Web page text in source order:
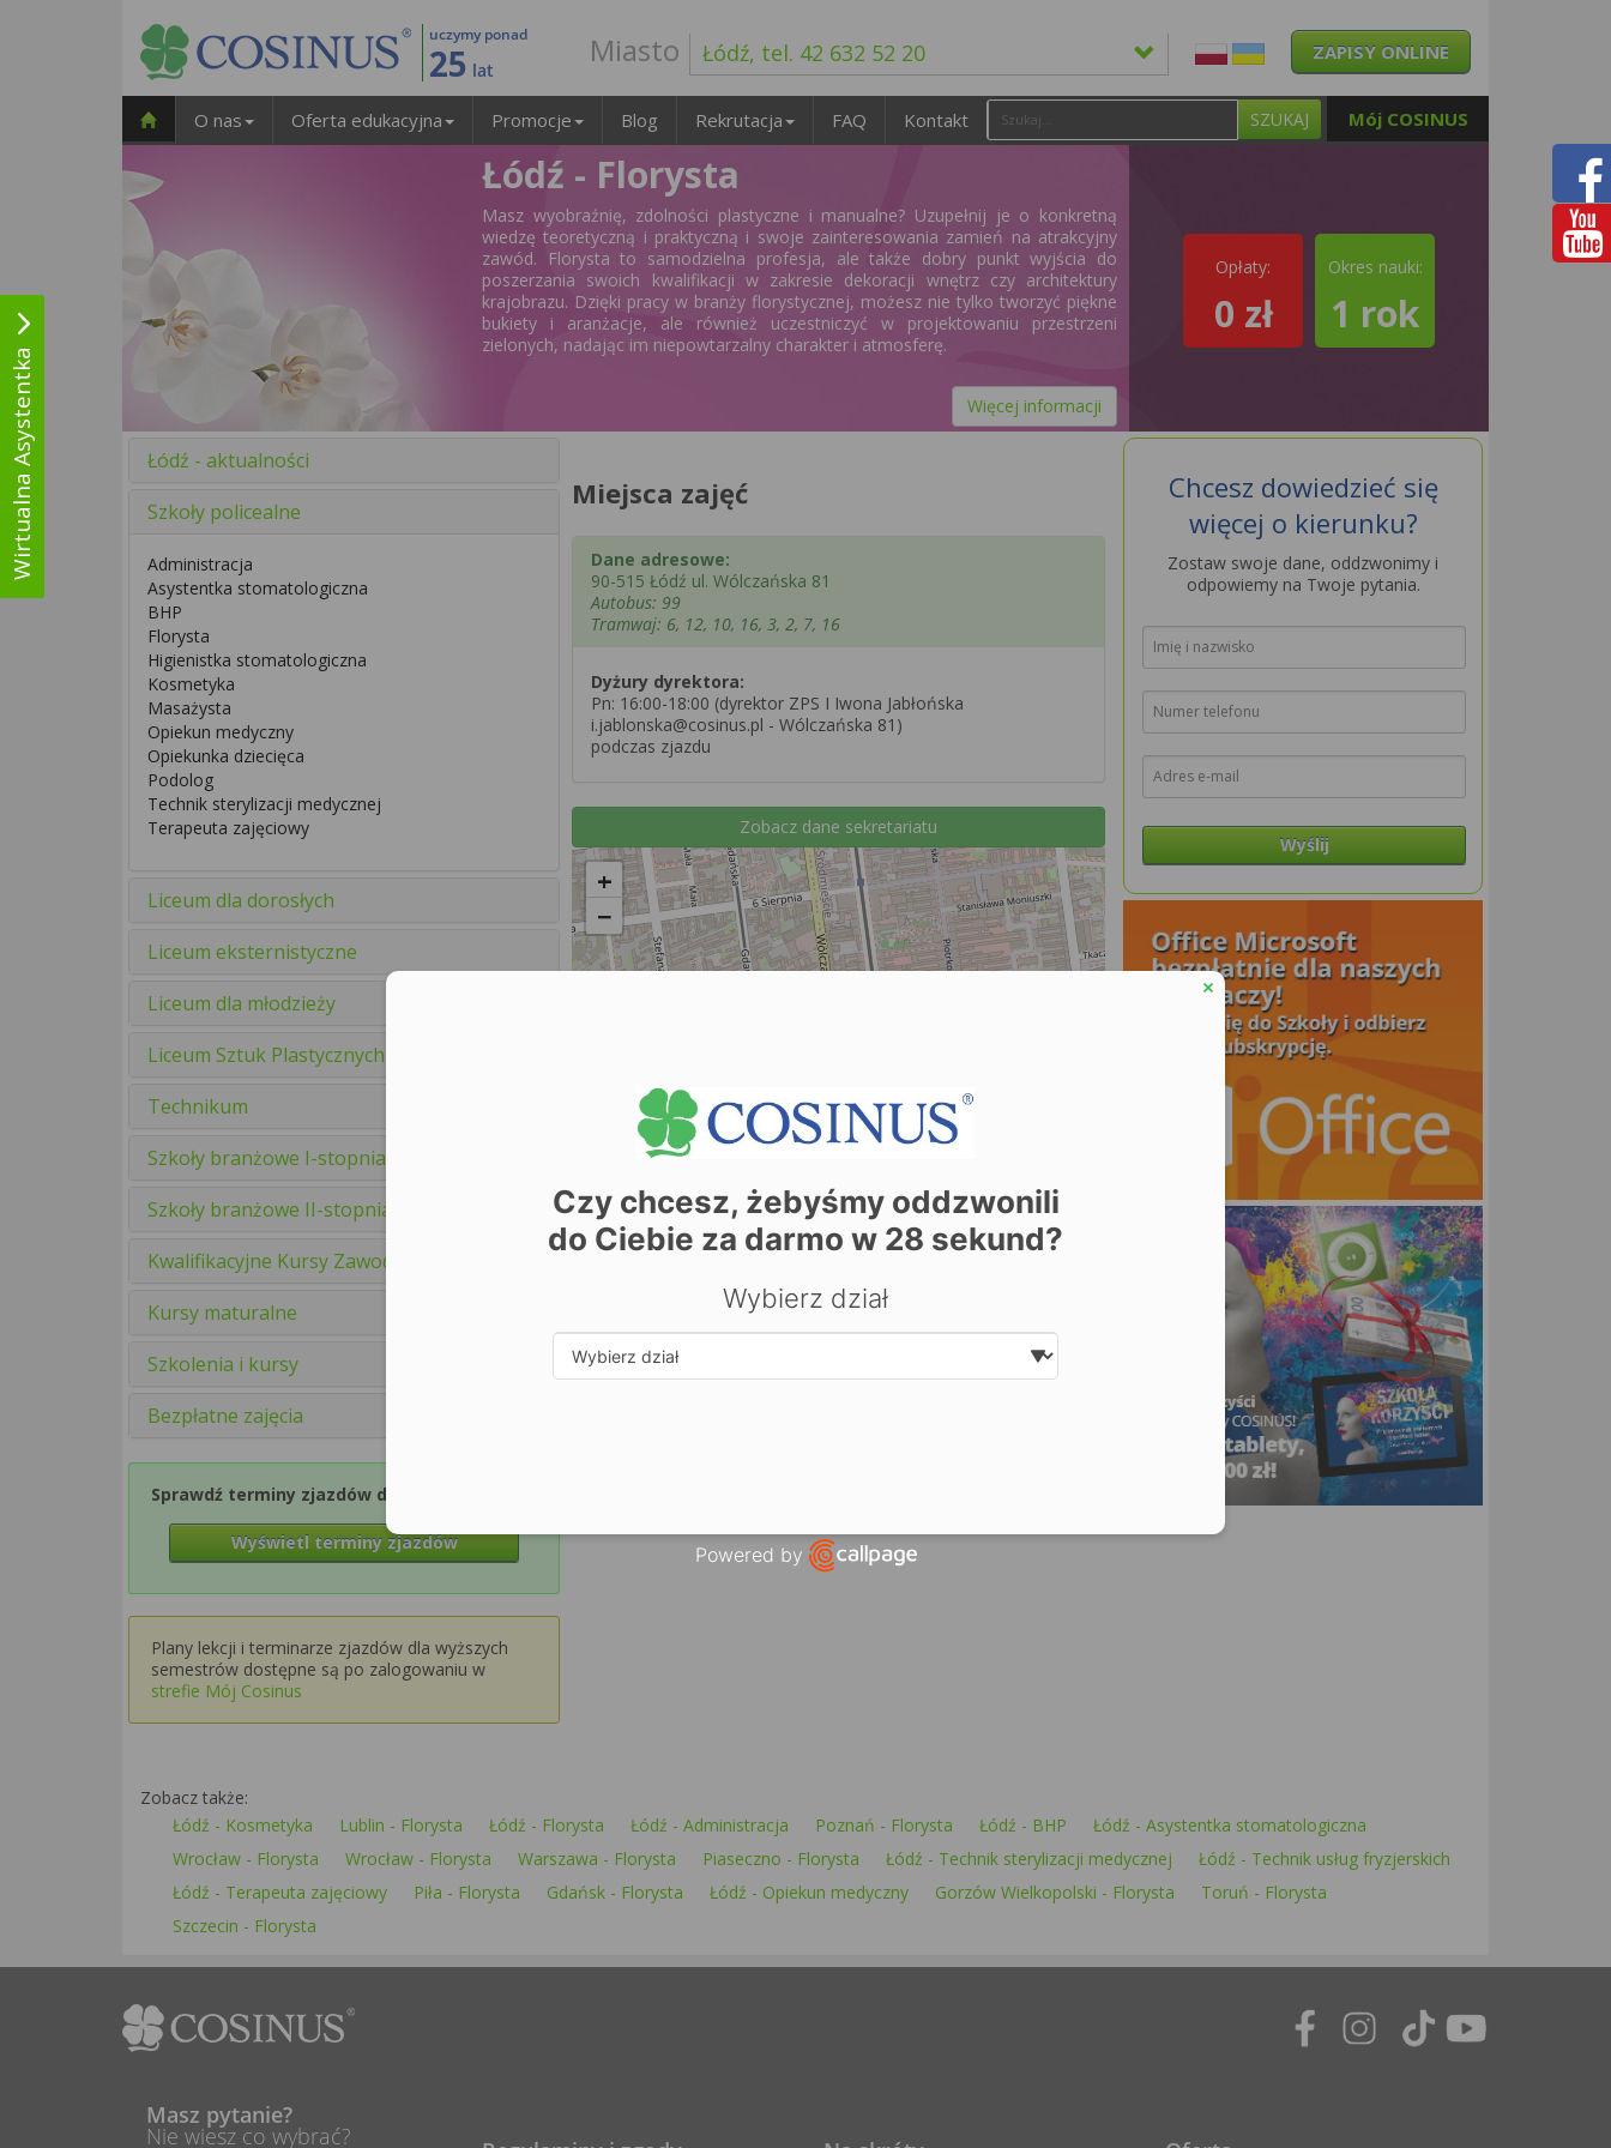
uczymy ponad
25 lat
Miasto Łódź, tel. 42 632 52 20 ZAPISY ONLINE
Mój COSINUS
O nas Oferta edukacyjna Promocje Blog Rekrutacja FAQ Kontakt SZUKAJ
Łódź - Florysta
Masz wyobraźnię, zdolności plastyczne i manualne? Uzupełnij je o konkretną
wiedzę teoretyczną i praktyczną i swoje zainteresowania zamień na atrakcyjny
zawód. Florysta to samodzielna profesja, ale także dobry punkt wyjścia do
poszerzania swoich kwalifikacji w zakresie dekoracji wnętrz czy architektury
krajobrazu. Dzięki pracy w branży florystycznej, możesz nie tylko tworzyć piękne
bukiety i aranżacje, ale również uczestniczyć w projektowaniu przestrzeni
zielonych, nadając im niepowtarzalny charakter i atmosferę.
Więcej informacji
Opłaty:
0 zł
Okres nauki:
1 rok
Łódź - aktualności
Szkoły policealne
Administracja
Asystentka stomatologiczna
BHP
Florysta
Higienistka stomatologiczna
Kosmetyka
Masażysta
Opiekun medyczny
Opiekunka dziecięca
Podolog
Technik sterylizacji medycznej
Terapeuta zajęciowy
Liceum dla dorosłych
Liceum eksternistyczne
Liceum dla młodzieży
Liceum Sztuk Plastycznych
Technikum
Szkoły branżowe I-stopnia
Szkoły branżowe II-stopnia
Kwalifikacyjne Kursy Zawodowe
Kursy maturalne
Szkolenia i kursy
Bezpłatne zajęcia
Sprawdź terminy zjazdów dla Semestru 1
Wyświetl terminy zjazdów
Plany lekcji i terminarze zjazdów dla wyższych
semestrów dostępne są po zalogowaniu w
strefie Mój Cosinus
Miejsca zajęć
Dane adresowe:
90-515 Łódź ul. Wólczańska 81
Autobus: 99
Tramwaj: 6, 12, 10, 16, 3, 2, 7, 16
Dyżury dyrektora:
Pn: 16:00-18:00 (dyrektor ZPS I Iwona Jabłońska
i.jablonska@cosinus.pl - Wólczańska 81)
podczas zjazdu
Zobacz dane sekretariatu
+
−
Zarezerwuj miejsce już dziś! Kliknij tutaj i zapisz się on-line
Chcesz dowiedzieć się
więcej o kierunku?
Zostaw swoje dane, oddzwonimy i
odpowiemy na Twoje pytania.
Wyślij
Zobacz także:
Łódź - Kosmetyka
Lublin - Florysta Łódź - Florysta Łódź - Administracja Poznań - Florysta Łódź - BHP
Łódź - Asystentka stomatologiczna
Wrocław - Florysta
Wrocław - Florysta Warszawa - Florysta Piaseczno - Florysta Łódź - Technik sterylizacji medycznej
Łódź - Technik usług fryzjerskich
Łódź - Terapeuta zajęciowy
Piła - Florysta Gdańsk - Florysta Łódź - Opiekun medyczny Gorzów Wielkopolski - Florysta
Toruń - Florysta
Szczecin - Florysta
Masz pytanie?
Nie wiesz co wybrać?
Wirtualna Asystentka
Czy chcesz, żebyśmy oddzwonili
do Ciebie za darmo w 28 sekund?
Wybierz dział
Powered by